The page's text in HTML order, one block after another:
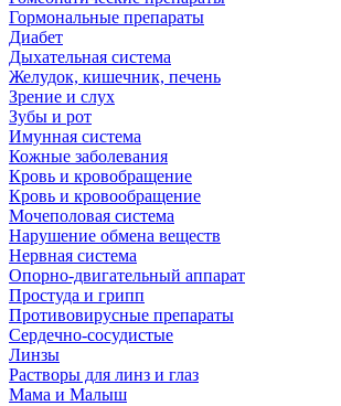
Гормональные препараты
Диабет
Дыхательная система
Желудок, кишечник, печень
Зрение и слух
Зубы и рот
Имунная система
Кожные заболевания
Кровь и кровобращение
Кровь и кровообращение
Мочеполовая система
Нарушение обмена веществ
Нервная система
Опорно-двигательный аппарат
Простуда и грипп
Противовирусные препараты
Сердечно-сосудистые
Линзы
Растворы для линз и глаз
Мама и Малыш